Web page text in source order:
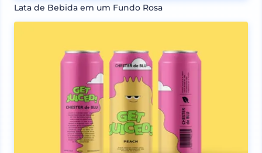
Lata de Bebida em um Fundo Rosa